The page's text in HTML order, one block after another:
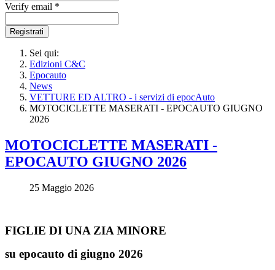
Verify email *
Registrati
Sei qui:
Edizioni C&C
Epocauto
News
VETTURE ED ALTRO - i servizi di epocAuto
MOTOCICLETTE MASERATI - EPOCAUTO GIUGNO
2026
MOTOCICLETTE MASERATI -
EPOCAUTO GIUGNO 2026
25 Maggio 2026
FIGLIE DI UNA ZIA MINORE
su epocauto di giugno 2026